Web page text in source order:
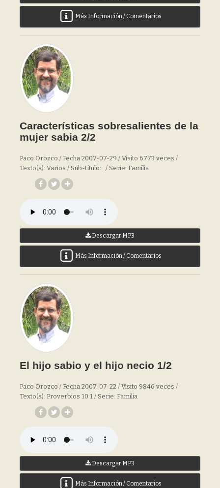
Más Información / Comentarios
Características sobresalientes de la
mujer sabia 2/2
Paco Orozco / Fecha 2007-07-29 / Visito 6773 veces /
Texto(s): Varios / Sub-título: / Serie: Familia
Descargar MP3
Más Información / Comentarios
El hijo sabio y el hijo necio 1/2
Paco Orozco / Fecha 2007-07-22 / Visito 9846 veces /
Texto(s): Proverbios 10:1 / Serie: Familia
Descargar MP3
Más Información / Comentarios